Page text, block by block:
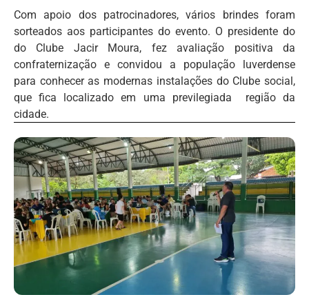
Com apoio dos patrocinadores, vários brindes foram
sorteados aos participantes do evento. O presidente do
do Clube Jacir Moura, fez avaliação positiva da
confraternização e convidou a população luverdense
para conhecer as modernas instalações do Clube social,
que fica localizado em uma previlegiada região da
cidade.